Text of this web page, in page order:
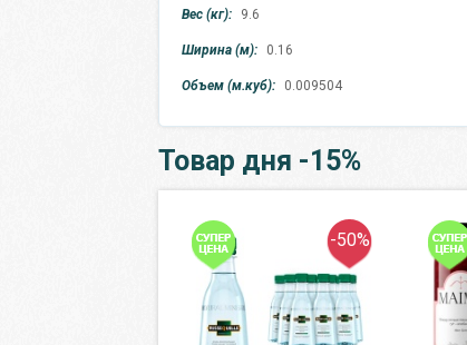
Вес (кг): 9.6
Ширина (м): 0.16
Объем (м.куб): 0.009504
Товар дня -15%
-50%